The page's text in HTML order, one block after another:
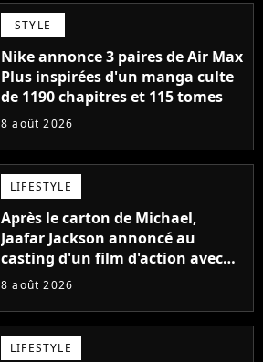
STYLE
Nike annonce 3 paires de Air Max
Plus inspirées d'un manga culte
de 1190 chapitres et 115 tomes
8 août 2026
LIFESTYLE
Après le carton de Michael,
Jaafar Jackson annoncé au
casting d'un film d'action avec
Will Smith
8 août 2026
LIFESTYLE